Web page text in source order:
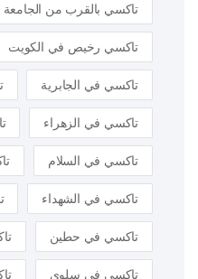
تاكسي بالقرب من الجامعة
تاكسي رخيص في الكويت
تاكسي في الجابرية
تاكسي في الزهراء
تاكسي في السلام
تاكسي في الشهداء
تاكسي في حطين
تاكسي في سلوى